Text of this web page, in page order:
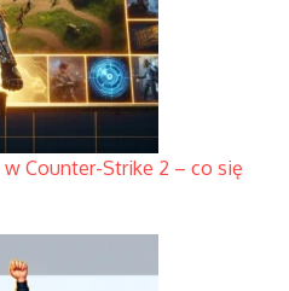
Counter-Strike 2 – co się